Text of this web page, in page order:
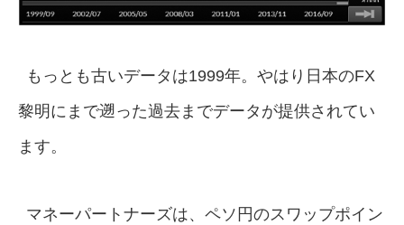
もっとも古いデータは1999年。やはり日本のFX
黎明にまで遡った過去までデータが提供されてい
ます。
マネーパートナーズは、ペソ円のスワップポイン